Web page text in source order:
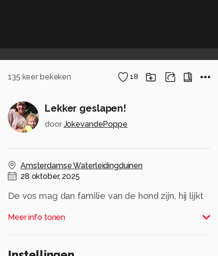
135 keer bekeken 18
Lekker geslapen!
door JokevandePoppe
Amsterdamse Waterleidingduinen
28 oktober, 2025
De vos mag dan familie van de hond zijn, hij lijkt
vos vooral ’s avonds en ’s nachts op zoek naar
een prooi. Met de verticale pupillen in zijn ogen
Meer info tonen